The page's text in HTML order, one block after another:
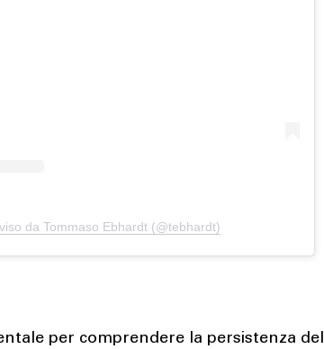
da Tommaso Ebhardt (@tebhardt)
per comprendere la persistenza del